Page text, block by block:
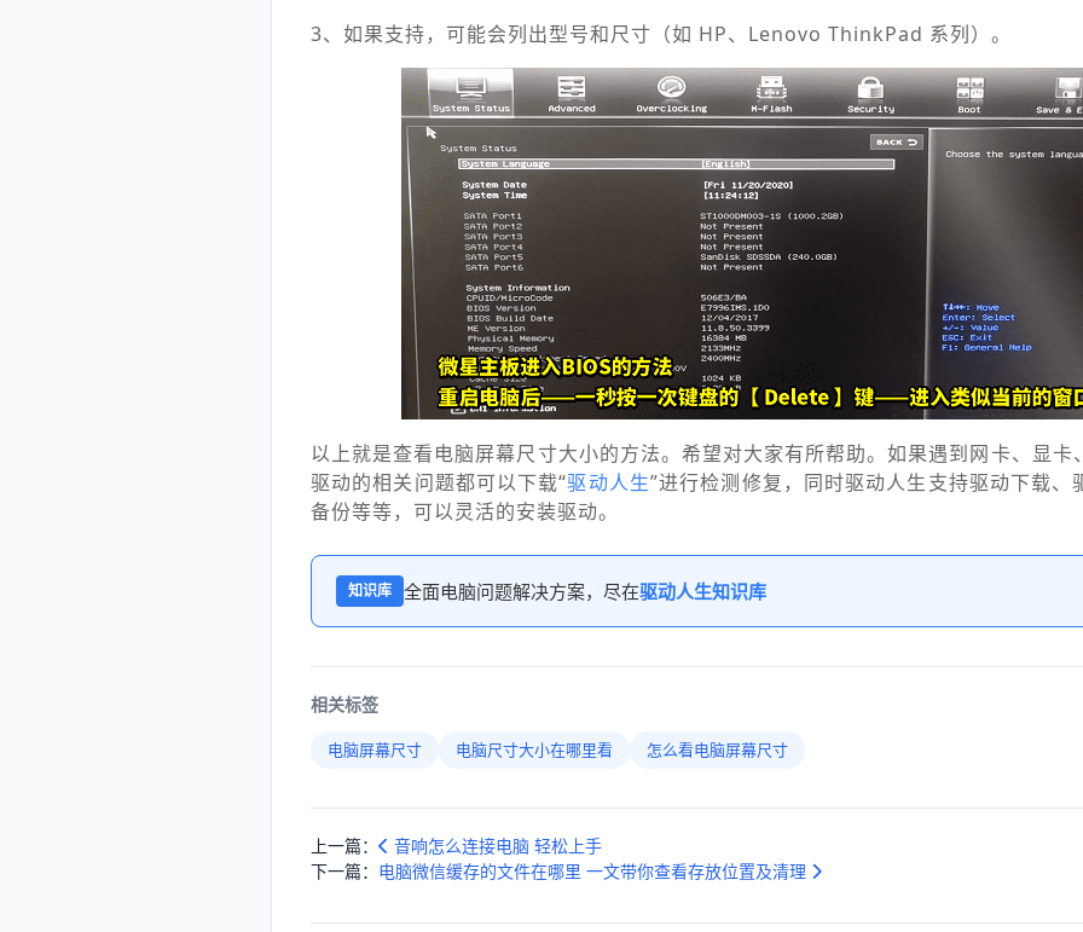
3、如果支持，可能会列出型号和尺寸（如 HP、Lenovo ThinkPad 系列）。
以上就是查看电脑屏幕尺寸大小的方法。希望对大家有所帮助。如果遇到网卡、显卡
驱动的相关问题都可以下载“驱动人生”进行检测修复，同时驱动人生支持驱动下载、
备份等等，可以灵活的安装驱动。
知识库 全面电脑问题解决方案，尽在驱动人生知识库
相关标签
电脑屏幕尺寸 电脑尺寸大小在哪里看 怎么看电脑屏幕尺寸
上一篇：
音响怎么连接电脑 轻松上手
下一篇： 电脑微信缓存的文件在哪里 一文带你查看存放位置及清理